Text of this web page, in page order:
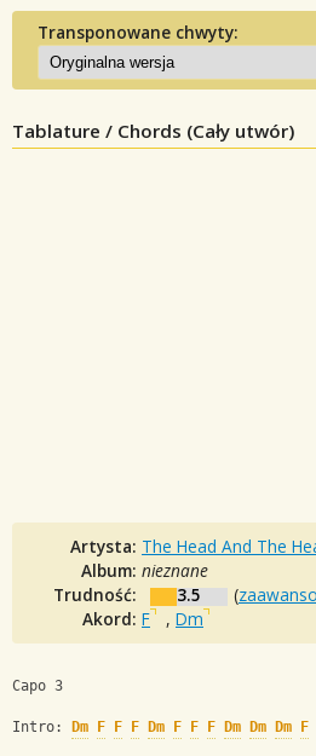
Transponowane chwyty:
Tablature / Chords (Cały utwór)
Artysta: The Head And The
Album: nieznane
Trudność:
3.5 (
Akord: F , Dm
Capo 3
Intro: Dm F F F Dm F F F Dm Dm Dm F